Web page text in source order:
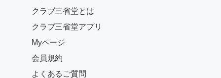
クラブ三省堂とは
クラブ三省堂アプリ
Myページ
会員規約
よくあるご質問